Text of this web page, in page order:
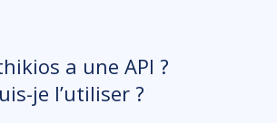
a une API ?
je l’utiliser ?